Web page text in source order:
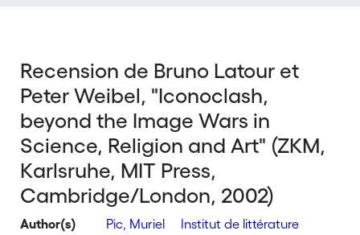
Recension de Bruno Latour et
Peter Weibel, "Iconoclash,
beyond the Image Wars in
Science, Religion and Art" (ZKM,
Karlsruhe, MIT Press,
Cambridge/London, 2002)
Author(s) Pic, Muriel
Institut de littérature